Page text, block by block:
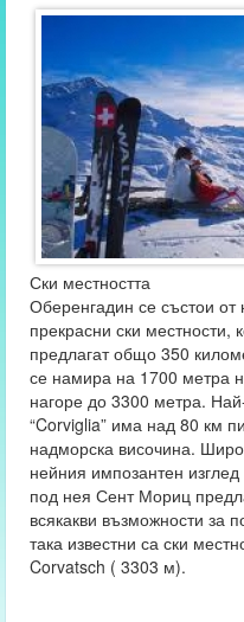
Ски местността
Оберенгадин се състои
прекрасни ски местности,
предлагат общо 350
се намира на 1700 метра
нагоре до 3300 метра.
“Corviglia” има над 80 км
надморска височина.
нейния импозантен
под нея Сент Мориц
всякакви възможности за
така известни са ски
Corvatsch ( 3303 м).